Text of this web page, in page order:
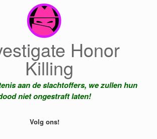
Honor
Killing
aan de slachtoffers, we zullen hun
niet ongestraft laten!
Volg ons!